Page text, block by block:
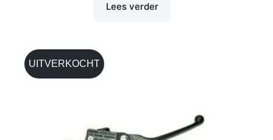
Lees verder
UITVERKOCHT